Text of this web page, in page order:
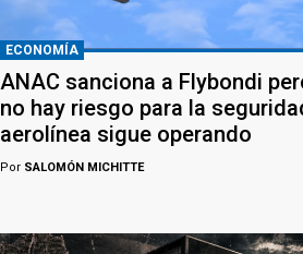
ECONOMÍA
ANAC sanciona a Flybondi
no hay riesgo para la
aerolínea sigue operando
Por SALOMÓN MICHITTE